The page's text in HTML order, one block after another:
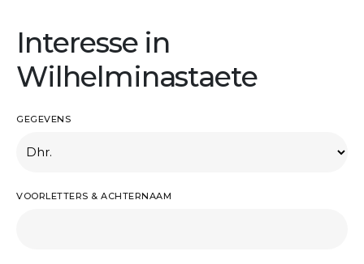
Interesse in
Wilhelminastaete
GEGEVENS
VOORLETTERS & ACHTERNAAM